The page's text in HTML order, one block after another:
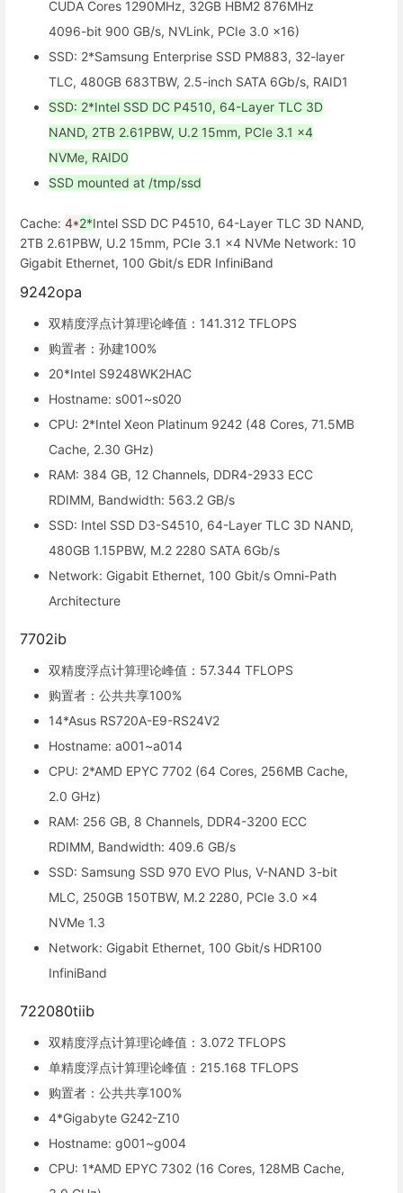
CUDA Cores 1290MHz, 32GB HBM2 876MHz
4096-bit 900 GB/s, NVLink, PCIe 3.0 x16)
SSD: 2*Samsung Enterprise SSD PM883, 32-layer
TLC, 480GB 683TBW, 2.5-inch SATA 6Gb/s, RAID1
SSD: 2*Intel SSD DC P4510, 64-Layer TLC 3D
NAND, 2TB 2.61PBW, U.2 15mm, PCIe 3.1 x4
NVMe, RAID0
SSD mounted at /tmp/ssd
Cache: 4*2*Intel SSD DC P4510, 64-Layer TLC 3D NAND,
2TB 2.61PBW, U.2 15mm, PCIe 3.1 x4 NVMe Network: 10
Gigabit Ethernet, 100 Gbit/s EDR InfiniBand
9242opa
双精度浮点计算理论峰值：141.312 TFLOPS
购置者：孙建100%
20*Intel S9248WK2HAC
Hostname: s001~s020
CPU: 2*Intel Xeon Platinum 9242 (48 Cores, 71.5MB
Cache, 2.30 GHz)
RAM: 384 GB, 12 Channels, DDR4-2933 ECC
RDIMM, Bandwidth: 563.2 GB/s
SSD: Intel SSD D3-S4510, 64-Layer TLC 3D NAND,
480GB 1.15PBW, M.2 2280 SATA 6Gb/s
Network: Gigabit Ethernet, 100 Gbit/s Omni-Path
Architecture
7702ib
双精度浮点计算理论峰值：57.344 TFLOPS
购置者：公共共享100%
14*Asus RS720A-E9-RS24V2
Hostname: a001~a014
CPU: 2*AMD EPYC 7702 (64 Cores, 256MB Cache,
2.0 GHz)
RAM: 256 GB, 8 Channels, DDR4-3200 ECC
RDIMM, Bandwidth: 409.6 GB/s
SSD: Samsung SSD 970 EVO Plus, V-NAND 3-bit
MLC, 250GB 150TBW, M.2 2280, PCIe 3.0 x4
NVMe 1.3
Network: Gigabit Ethernet, 100 Gbit/s HDR100
InfiniBand
722080tiib
双精度浮点计算理论峰值：3.072 TFLOPS
单精度浮点计算理论峰值：215.168 TFLOPS
购置者：公共共享100%
4*Gigabyte G242-Z10
Hostname: g001~g004
CPU: 1*AMD EPYC 7302 (16 Cores, 128MB Cache,